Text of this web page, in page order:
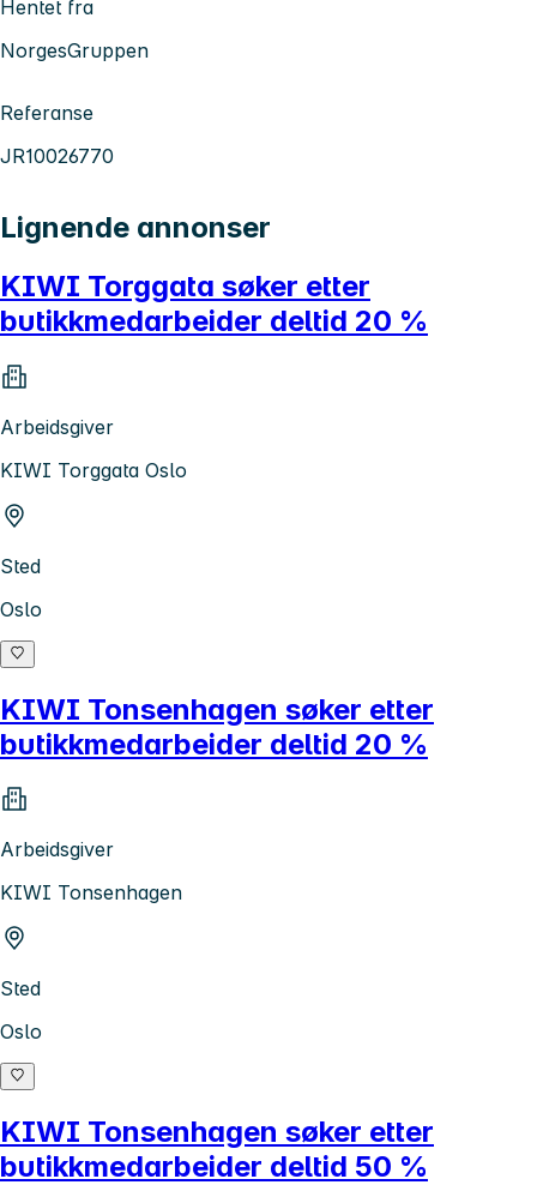
Hentet fra
NorgesGruppen
Referanse
JR10026770
Lignende annonser
KIWI Torggata søker etter
butikkmedarbeider deltid 20 %
Arbeidsgiver
KIWI Torggata Oslo
Sted
Oslo
KIWI Tonsenhagen søker etter
butikkmedarbeider deltid 20 %
Arbeidsgiver
KIWI Tonsenhagen
Sted
Oslo
KIWI Tonsenhagen søker etter
butikkmedarbeider deltid 50 %